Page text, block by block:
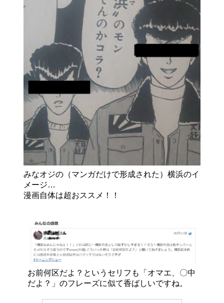
みなオジの（マンガだけで形成された）横浜のイ
メージ…
漫画自体は超おススメ！！
お前何区だよ？というセリフも「オマエ、〇中
だよ？」のフレーズに似て香ばしいですね。